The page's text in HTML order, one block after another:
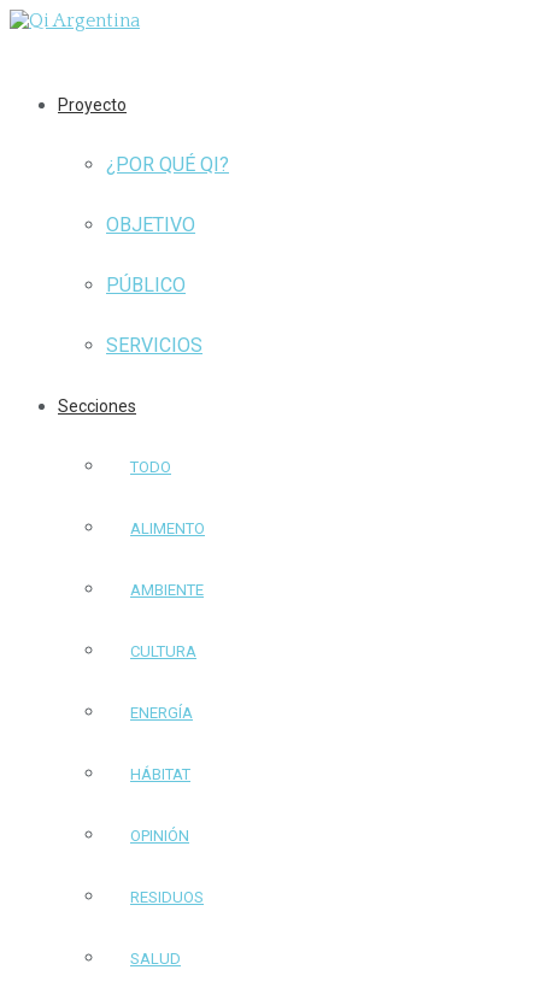
Proyecto
¿POR QUÉ QI?
OBJETIVO
PÚBLICO
SERVICIOS
Secciones
TODO
ALIMENTO
AMBIENTE
CULTURA
ENERGÍA
HÁBITAT
OPINIÓN
RESIDUOS
SALUD